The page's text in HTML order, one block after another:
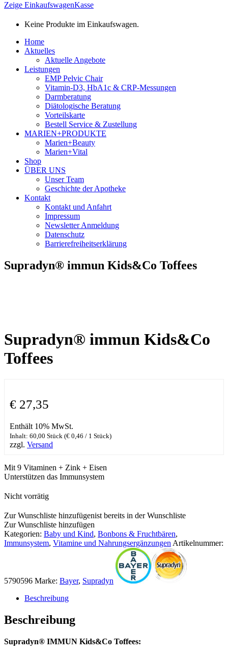
Zeige EinkaufswagenKasse
Keine Produkte im Einkaufswagen.
Home
Aktuelles
Aktuelle Angebote
Leistungen
EMP Pelvic Chair
Vitamin-D3, HbA1c & CRP-Messungen
Darmberatung
Diätologische Beratung
Vorteilskarte
Bestell Service & Zustellung
MARIEN+PRODUKTE
Marien+Beauty
Marien+Vital
Shop
ÜBER UNS
Unser Team
Geschichte der Apotheke
Kontakt
Kontakt und Anfahrt
Impressum
Newsletter Anmeldung
Datenschutz
Barrierefreiheitserklärung
Supradyn® immun Kids&Co Toffees
Supradyn® immun Kids&Co
Toffees
€ 27,35
Enthält 10% MwSt.
Inhalt: 60,00 Stück (€ 0,46 / 1 Stück)
zzgl. Versand
Mit 9 Vitaminen + Zink + Eisen
Unterstützen das Immunsystem
Nicht vorrätig
Zur Wunschliste hinzufügenist bereits in der Wunschliste
Zur Wunschliste hinzufügen
Kategorien: Baby und Kind, Bonbons & Fruchtbären,
Immunsystem, Vitamine und Nahrungsergänzungen Artikelnummer:
5790596 Marke: Bayer, Supradyn
Beschreibung
Beschreibung
Supradyn® IMMUN Kids&Co Toffees: